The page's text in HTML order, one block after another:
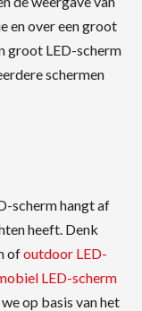
en over een groot
groot LED-scherm
schermen
scherm hangt af
heeft. Denk
ofoutdoor LED-
LED-scherm
op basis van het